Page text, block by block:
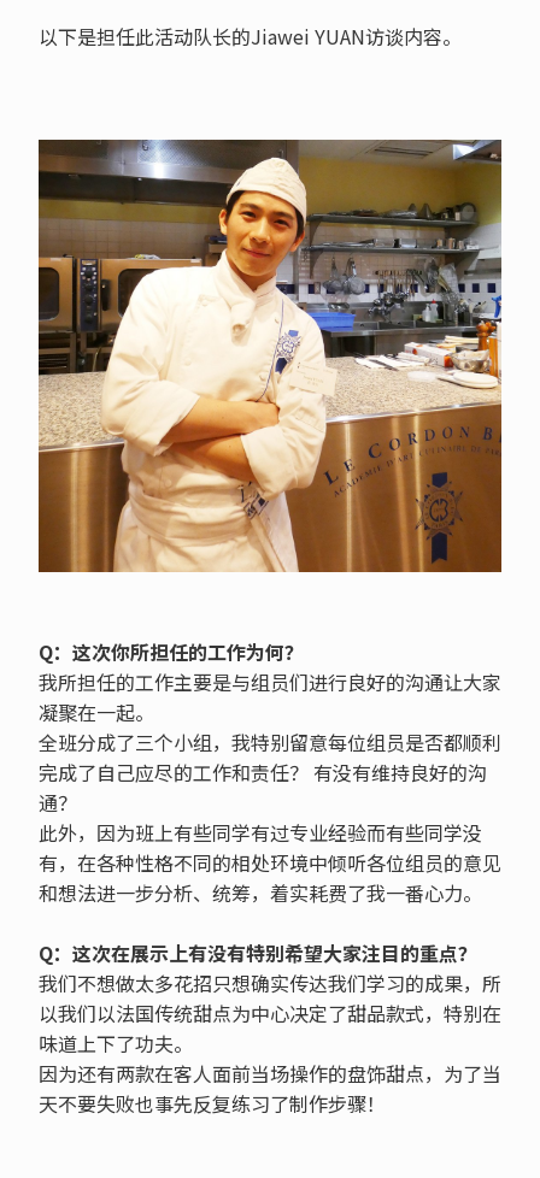
以下是担任此活动队长的Jiawei YUAN访谈内容。
Q：这次你所担任的工作为何？
我所担任的工作主要是与组员们进行良好的沟通让大家
凝聚在一起。
全班分成了三个小组，我特别留意每位组员是否都顺利
完成了自己应尽的工作和责任？ 有没有维持良好的沟
通？
此外，因为班上有些同学有过专业经验而有些同学没
有，在各种性格不同的相处环境中倾听各位组员的意见
和想法进一步分析、统筹，着实耗费了我一番心力。
Q：这次在展示上有没有特别希望大家注目的重点？
我们不想做太多花招只想确实传达我们学习的成果，所
以我们以法国传统甜点为中心决定了甜品款式，特别在
味道上下了功夫。
因为还有两款在客人面前当场操作的盘饰甜点，为了当
天不要失败也事先反复练习了制作步骤！